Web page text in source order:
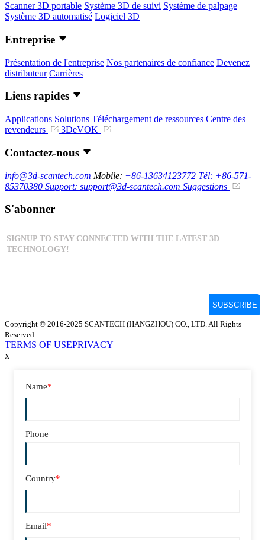
Scanner 3D portable Système 3D de suivi Système de palpage
Système 3D automatisé Logiciel 3D
Entreprise
Présentation de l'entreprise Nos partenaires de confiance Devenez
distributeur Carrières
Liens rapides
Applications Solutions Téléchargement de ressources Centre des
revendeurs
3DeVOK
Contactez-nous
info@3d-scantech.com Mobile: +86-13634123772 Tél: +86-571-
85370380 Support: support@3d-scantech.com Suggestions
S'abonner
Copyright © 2016-2025 SCANTECH (HANGZHOU) CO., LTD. All Rights
Reserved
TERMS OF USEPRIVACY
x
Name*
Phone
Country*
Email*